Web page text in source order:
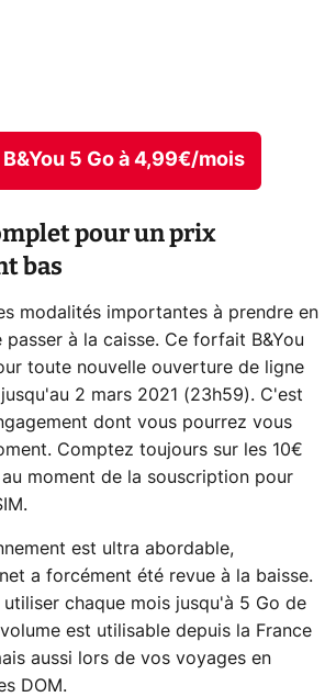
B&You 5 Go à 4,99€/mois
pour un prix
bas
modalités importantes à prendre en
à la caisse. Ce forfait B&You
toute nouvelle ouverture de ligne
2 mars 2021 (23h59). C'est
dont vous pourrez vous
Comptez toujours sur les 10€
moment de la souscription pour
est ultra abordable,
a forcément été revue à la baisse.
utiliser chaque mois jusqu'à 5 Go de
est utilisable depuis la France
aussi lors de vos voyages en
DOM.